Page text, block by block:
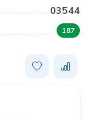
03544
187